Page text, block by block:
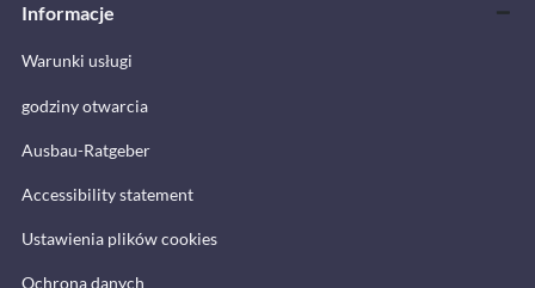
Informacje
Warunki usługi
godziny otwarcia
Ausbau-Ratgeber
Accessibility statement
Ustawienia plików cookies
Ochrona danych